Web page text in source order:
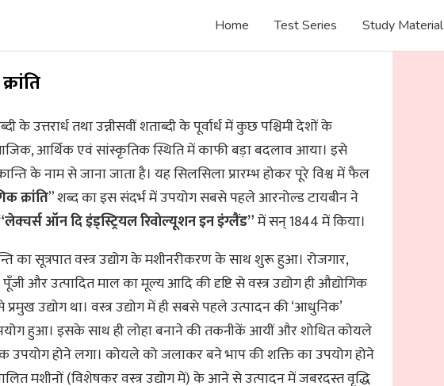
Home Test Series Study Material
के उत्तरार्ध तथा उन्नीसवीं शताब्दी के पूर्वार्ध में कुछ पश्चिमी देशों के
आर्थिक एवं सांस्कृतिक स्थिति में काफी बड़ा बदलाव आया। इसे
के नाम से जाना जाता है। यह सिलसिला प्रारम्भ होकर पूरे विश्व में फैल
क्रांति” शब्द का इस संदर्भ में उपयोग सबसे पहले आरनोल्ड टायबीन ने
ऑन दि इंड्स्ट्रियल रिवोल्यूशन इन इंग्लैंड”में सन् 1844 में किया।
का सूत्रपात वस्त्र उद्योग के मशीनरीकरण के साथ शुरू हुआ। रोजगार,
और उत्पादित माल का मूल्य आदि की दृष्टि से वस्त्र उद्योग ही औद्योगिक
प्रमुख उद्योग था। वस्त्र उद्योग में ही सबसे पहले उत्पादन की ‘आधुनिक’
हुआ। इसके साथ ही लोहा बनाने की तकनीकें आयीं और शोधित कोयले
उपयोग होने लगा। कोयले को जलाकर बने भाप की शक्ति का उपयोग होने
मशीनों (विशेषकर वस्त्र उद्योग में) के आने से उत्पादन में जबरदस्त वृद्धि